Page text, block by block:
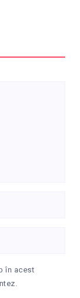
în acest